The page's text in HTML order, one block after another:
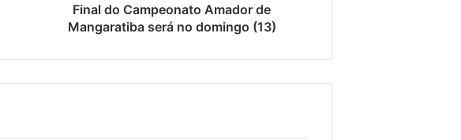
o
Final do Campeonato Amador de
Mangaratiba será no domingo (13)